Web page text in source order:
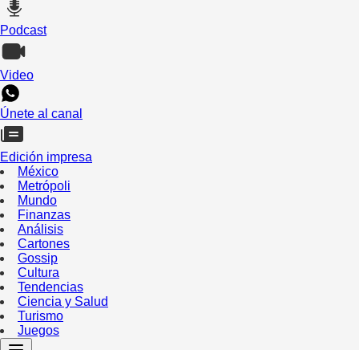
Podcast
Video
Únete al canal
Edición impresa
México
Metrópoli
Mundo
Finanzas
Análisis
Cartones
Gossip
Cultura
Tendencias
Ciencia y Salud
Turismo
Juegos